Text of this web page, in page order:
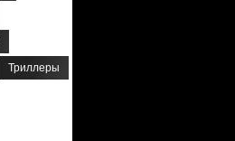
Триллеры